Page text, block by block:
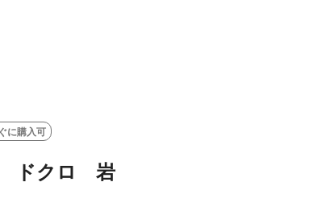
に購入可
ドクロ 岩